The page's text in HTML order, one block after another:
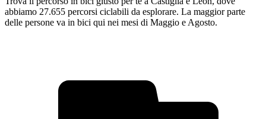
abbiamo 27.655 percorsi ciclabili da esplorare. La maggior parte
delle persone va in bici qui nei mesi di Maggio e Agosto.